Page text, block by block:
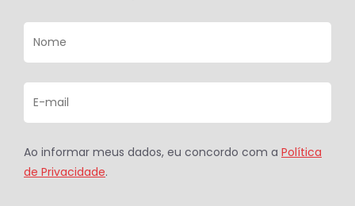
Ao informar meus dados, eu concordo com a Política
de Privacidade.